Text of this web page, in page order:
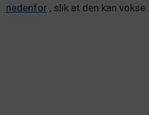
nedenfor , slik at den kan vokse.